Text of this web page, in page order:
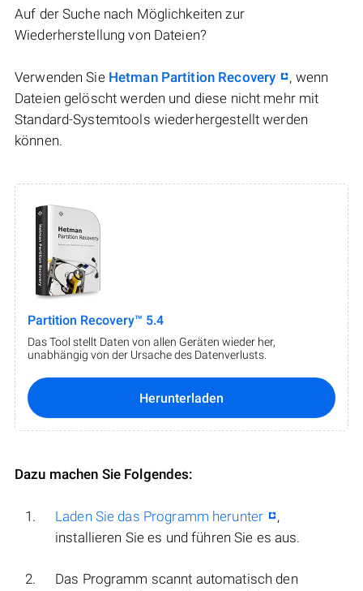
Auf der Suche nach Möglichkeiten zur
Wiederherstellung von Dateien?
Verwenden Sie Hetman Partition Recovery
, wenn
Dateien gelöscht werden und diese nicht mehr mit
Standard-Systemtools wiederhergestellt werden
können.
Partition Recovery™ 5.4
Das Tool stellt Daten von allen Geräten wieder her,
unabhängig von der Ursache des Datenverlusts.
Herunterladen
Dazu machen Sie Folgendes:
Laden Sie das Programm herunter
,
installieren Sie es und führen Sie es aus.
Das Programm scannt automatisch den